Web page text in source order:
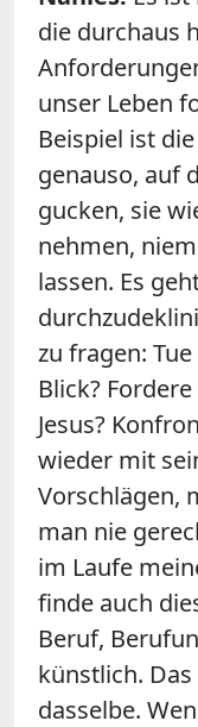
die durchaus
unser Leben
Beispiel ist
genauso, auf
gucken, sie
nehmen,
lassen. Es
zu fragen:
Blick?
Jesus?
wieder mit
Vorschlägen,
man nie
im Laufe
finde auch
Beruf,
künstlich.
dasselbe.